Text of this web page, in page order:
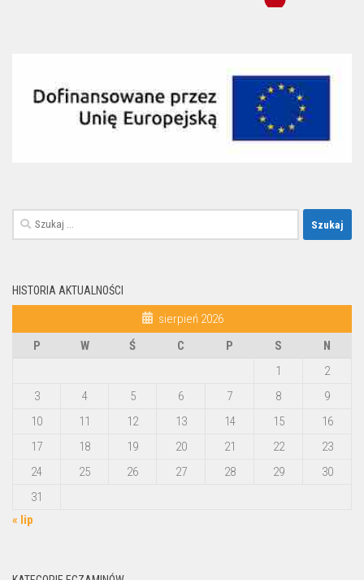
Szukaj:
HISTORIA AKTUALNOŚCI
sierpień 2026
P
W Ś C P S
N
1
2
3
4 5 6 7 8
9
10
11 12 13 14 15
16
17
18 19 20 21 22
23
24
25 26 27 28 29
30
31
« lip